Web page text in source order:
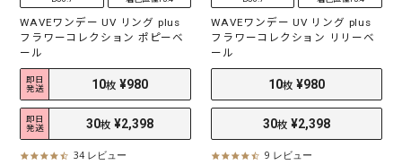
WAVEワンデー UV リング plus
フラワーコレクション ポピーベ
ール
即日
発送
即日
発送
434 レビュー
WAVEワンデー UV リング plus
フラワーコレクション リリーベ
ール
49 レビュー